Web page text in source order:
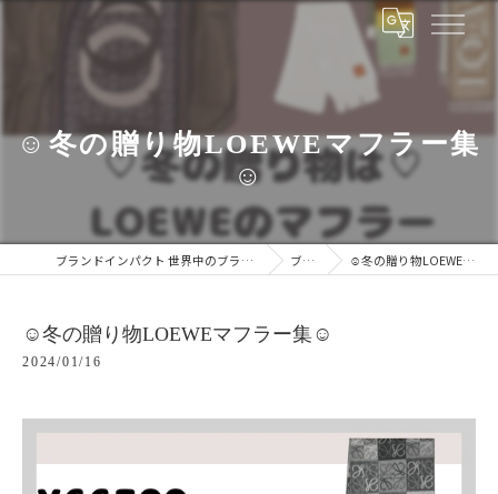
☺︎冬の贈り物LOEWEマフラー集
☺︎
ブランドインパクト 世界中のブランドをあなたの手に ブログ ☺︎冬の贈り物LOEWEマフラー集☺︎
☺︎冬の贈り物LOEWEマフラー集☺︎
2024/01/16